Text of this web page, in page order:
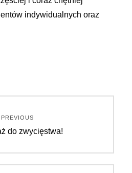
indywidualnych oraz
PREVIOUS
do zwycięstwa!